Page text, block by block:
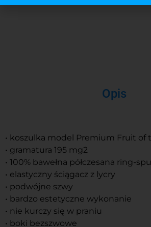
Opis
• koszulka model Premium Fruit of
• gramatura 195 mg2
• 100% bawełna półczesana ring-
• elastyczny ściągacz z lycry
• podwójne szwy
• bardzo estetyczne wykonanie
• nie kurczy się w praniu
• boki bezszwowe